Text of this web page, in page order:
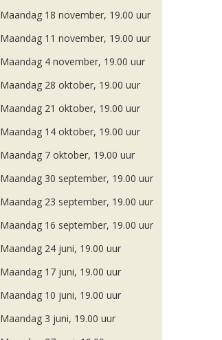
Maandag 18 november, 19.00 uur
Maandag 11 november, 19.00 uur
Maandag 4 november, 19.00 uur
Maandag 28 oktober, 19.00 uur
Maandag 21 oktober, 19.00 uur
Maandag 14 oktober, 19.00 uur
Maandag 7 oktober, 19.00 uur
Maandag 30 september, 19.00 uur
Maandag 23 september, 19.00 uur
Maandag 16 september, 19.00 uur
Maandag 24 juni, 19.00 uur
Maandag 17 juni, 19.00 uur
Maandag 10 juni, 19.00 uur
Maandag 3 juni, 19.00 uur